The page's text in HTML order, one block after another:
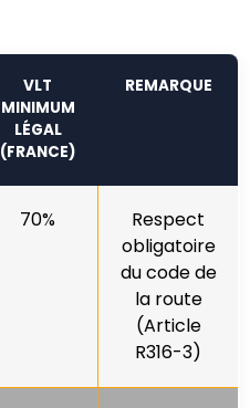
VLT
MINIMUM
LÉGAL
(FRANCE)
REMARQUE
70%
Respect
obligatoire
du code de
la route
(Article
R316-3)